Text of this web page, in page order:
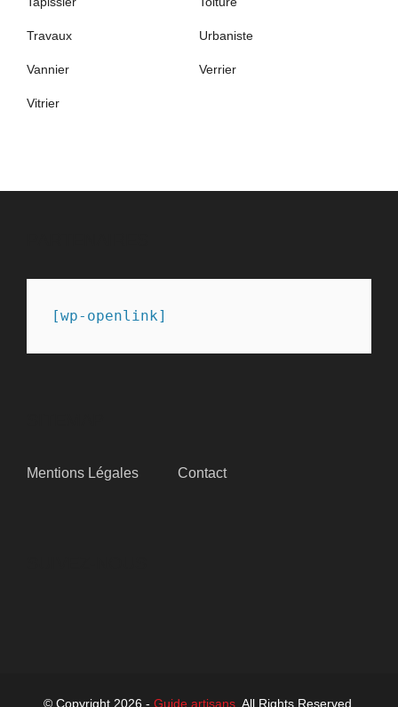
Travaux Urbaniste
Vannier Verrier
Vitrier
[wp-openlink]
Mentions Légales Contact
© Copyright 2026 - Guide artisans. All Rights Reserved.